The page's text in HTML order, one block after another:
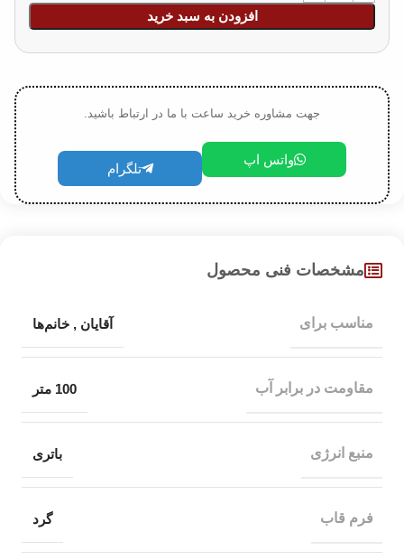
افزودن به سبد خرید
جهت مشاوره خرید ساعت با ما در ارتباط باشید.
واتس اپ
تلگرام
مشخصات فنی محصول
مناسب برای آقایان , خانم‌ها
مقاومت در برابر آب 100 متر
منبع انرژی باتری
فرم قاب گرد